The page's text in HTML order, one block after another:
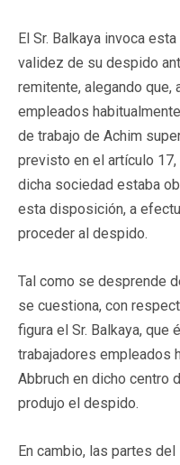
El Sr. Balkaya invoca
validez de su despido
remitente, alegando que,
empleados
de trabajo de Achim
previsto en el artículo 17,
dicha sociedad estaba
esta disposición, a
proceder al despido.
Tal como se desprende
se cuestiona, con
figura el Sr. Balkaya,
trabajadores empleados
Abbruch en dicho centro
produjo el despido.
En cambio, las partes